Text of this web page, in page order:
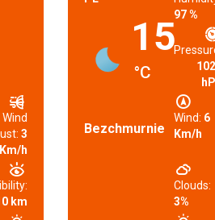
Wind
3
Km/h
km
15
°C
Bezchmurnie
97 %
Wind: 6
Km/h
Clouds:
3%